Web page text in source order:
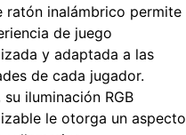
ratón inalámbrico permite
de juego
y adaptada a las
de cada jugador.
su iluminación RGB
le otorga un aspecto